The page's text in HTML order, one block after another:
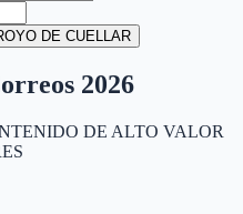
DE CUELLAR
2026
DE ALTO VALOR